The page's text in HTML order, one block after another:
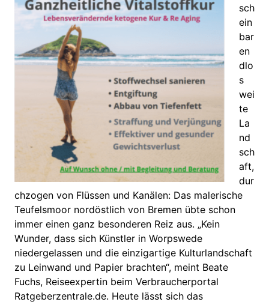
sch
ein
bar
en
dlo
s
wei
te
La
nd
sch
aft,
dur
chzogen von Flüssen und Kanälen: Das malerische
Teufelsmoor nordöstlich von Bremen übte schon
immer einen ganz besonderen Reiz aus. „Kein
Wunder, dass sich Künstler in Worpswede
niedergelassen und die einzigartige Kulturlandschaft
zu Leinwand und Papier brachten“, meint Beate
Fuchs, Reiseexpertin beim Verbraucherportal
Ratgeberzentrale.de. Heute lässt sich das